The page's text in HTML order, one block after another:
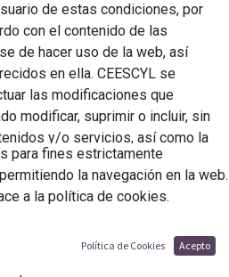
de estas condiciones, por
con el contenido de las
de hacer uso de la web, así
en ella. CEESCYL se
las modificaciones que
modificar, suprimir o incluir, sin
y/o servicios, así como la
presentados y localizados y
la web.
misma tiene lugar libre y
exclusiva responsabilidad, y en
para fines estrictamente
la navegación en la web.
a la política de cookies.
Política de Cookies Acepto